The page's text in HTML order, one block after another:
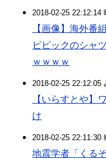
2018-02-25 22:12:14
【画像】海外番
ピピックのシャ
ｗｗｗｗ
2018-02-25 22:12:05
【いらすとや】
け
2018-02-25 22:11:30
地震学者「くる